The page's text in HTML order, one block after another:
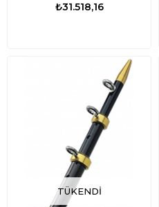
₺31.518,16
TÜKENDI